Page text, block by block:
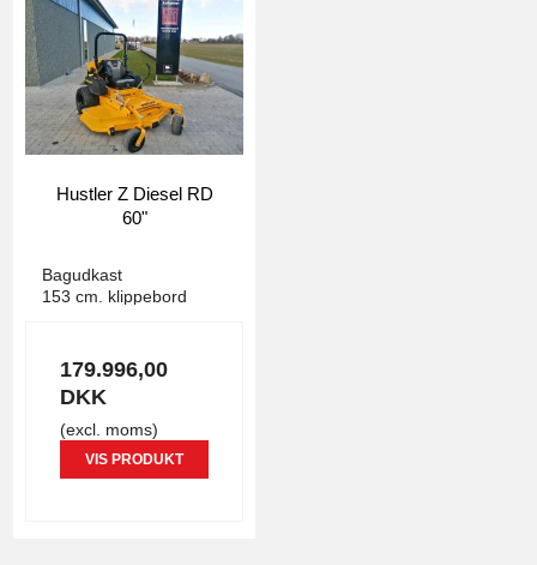
Hustler Z Diesel RD
60"
1454
Bagudkast
153 cm. klippebord
179.996,00
DKK
(excl. moms)
VIS PRODUKT